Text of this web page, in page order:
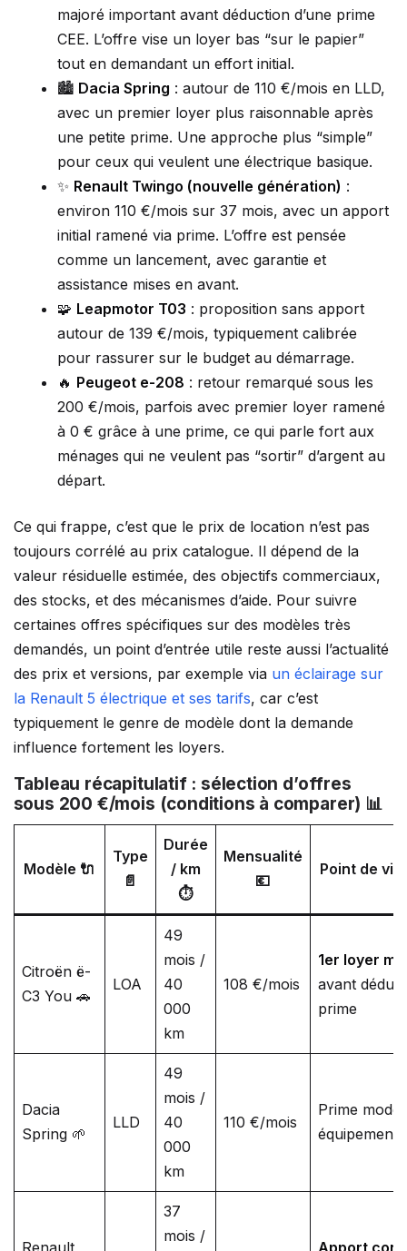
majoré important avant déduction d’une prime
CEE. L’offre vise un loyer bas “sur le papier”
tout en demandant un effort initial.
🏙️ Dacia Spring : autour de 110 €/mois en LLD,
avec un premier loyer plus raisonnable après
une petite prime. Une approche plus “simple”
pour ceux qui veulent une électrique basique.
✨ Renault Twingo (nouvelle génération) :
environ 110 €/mois sur 37 mois, avec un apport
initial ramené via prime. L’offre est pensée
comme un lancement, avec garantie et
assistance mises en avant.
🧩 Leapmotor T03 : proposition sans apport
autour de 139 €/mois, typiquement calibrée
pour rassurer sur le budget au démarrage.
🔥 Peugeot e-208 : retour remarqué sous les
200 €/mois, parfois avec premier loyer ramené
à 0 € grâce à une prime, ce qui parle fort aux
ménages qui ne veulent pas “sortir” d’argent au
départ.
Ce qui frappe, c’est que le prix de location n’est pas
toujours corrélé au prix catalogue. Il dépend de la
valeur résiduelle estimée, des objectifs commerciaux,
des stocks, et des mécanismes d’aide. Pour suivre
certaines offres spécifiques sur des modèles très
demandés, un point d’entrée utile reste aussi l’actualité
des prix et versions, par exemple via un éclairage sur
la Renault 5 électrique et ses tarifs, car c’est
typiquement le genre de modèle dont la demande
influence fortement les loyers.
Tableau récapitulatif : sélection d’offres
sous 200 €/mois (conditions à comparer) 📊
Modèle 🔌
Type
📄
Durée
/ km
⏱️
Mensualité
💶
Point de
Citroën ë-
C3 You 🚗
LOA
49
mois /
40
000
km
108 €/mois
1er loyer
avant
prime
Dacia
Spring 🌱
LLD
49
mois /
40
000
km
110 €/mois
Prime
équipement
37
mois /